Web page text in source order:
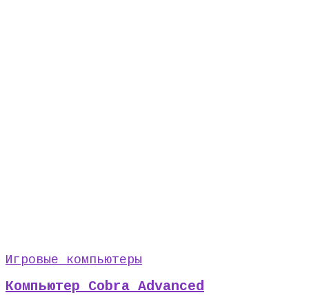
Игровые компьютеры
Компьютер Cobra Advanced